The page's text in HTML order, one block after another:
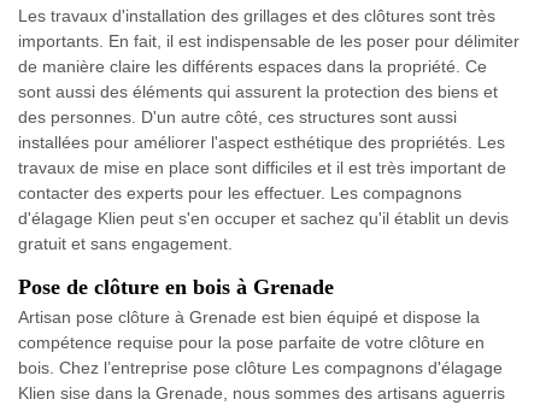
Les travaux d'installation des grillages et des clôtures sont très
importants. En fait, il est indispensable de les poser pour délimiter
de manière claire les différents espaces dans la propriété. Ce
sont aussi des éléments qui assurent la protection des biens et
des personnes. D'un autre côté, ces structures sont aussi
installées pour améliorer l'aspect esthétique des propriétés. Les
travaux de mise en place sont difficiles et il est très important de
contacter des experts pour les effectuer. Les compagnons
d'élagage Klien peut s'en occuper et sachez qu'il établit un devis
gratuit et sans engagement.
Pose de clôture en bois à Grenade
Artisan pose clôture à Grenade est bien équipé et dispose la
compétence requise pour la pose parfaite de votre clôture en
bois. Chez l’entreprise pose clôture Les compagnons d'élagage
Klien sise dans la Grenade, nous sommes des artisans aguerris